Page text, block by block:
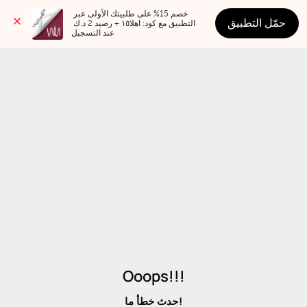
عند التسجيل
حمّل التطبيق
Ooops!!!
حدث خطأ ما!